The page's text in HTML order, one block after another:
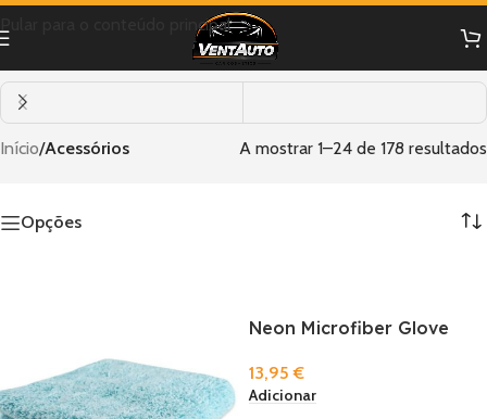
Pular para o conteúdo principal
Aplicadores Garrafas E Foamers
Início/Acessórios A mostrar 1–24 de 178 resultados
Opções
Neon Microfiber Glove
13,95€
Adicionar